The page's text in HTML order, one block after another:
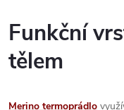
k
y
v
Funkční
tělem
Merino termoprádlo